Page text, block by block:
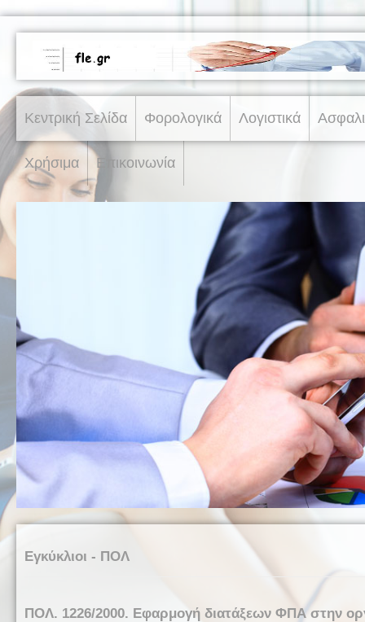
Κεντρική Σελίδα Φορολογικά Λογιστικά
Χρήσιμα Επικοινωνία
Εγκύκλιοι - ΠΟΛ
ΠΟΛ. 1226/2000. Εφαρμογή διατάξεων ΦΠΑ στην